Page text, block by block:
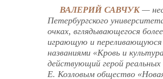
ВАЛЕРИЙ САВЧУК—
Петербургского
очках, вглядывающегося
играющую и переливающуюся
названиями «Кровь и
действующий герой
Е. Козловым общество